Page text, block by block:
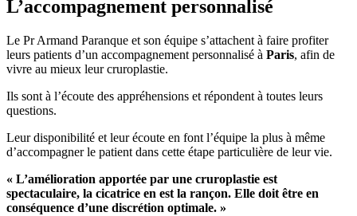
L’accompagnement personnalisé
Le Pr Armand Paranque et son équipe s’attachent à faire profiter
leurs patients d’un accompagnement personnalisé à Paris, afin de
vivre au mieux leur cruroplastie.
Ils sont à l’écoute des appréhensions et répondent à toutes leurs
questions.
Leur disponibilité et leur écoute en font l’équipe la plus à même
d’accompagner le patient dans cette étape particulière de leur vie.
« L’amélioration apportée par une cruroplastie est
spectaculaire, la cicatrice en est la rançon. Elle doit être en
conséquence d’une discrétion optimale. »